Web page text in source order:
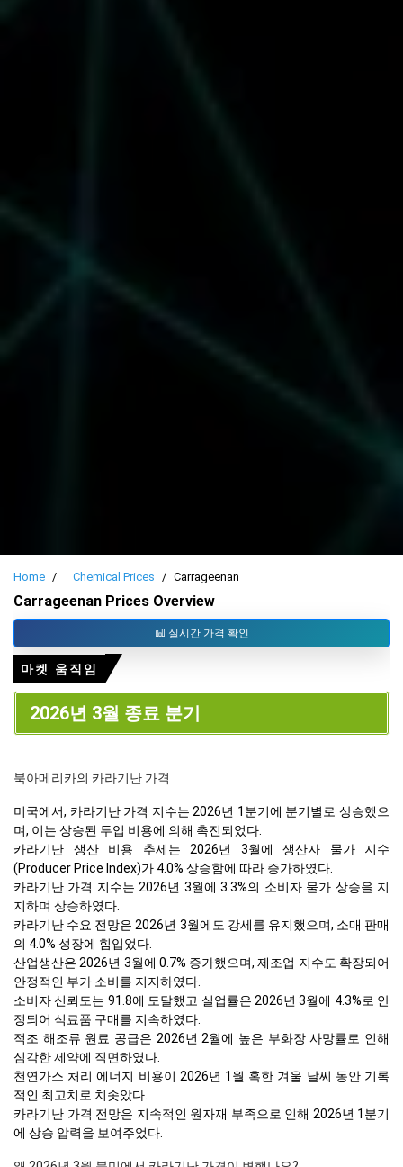
Home Chemical Prices Carrageenan
Carrageenan Prices Overview
실시간 가격 확인
마켓 움직임
2026년 3월 종료 분기
북아메리카의 카라기난 가격
미국에서, 카라기난 가격 지수는 2026년 1분기에 분기별로 상승했으
며, 이는 상승된 투입 비용에 의해 촉진되었다.
카라기난 생산 비용 추세는 2026년 3월에 생산자 물가 지수
(Producer Price Index)가 4.0% 상승함에 따라 증가하였다.
카라기난 가격 지수는 2026년 3월에 3.3%의 소비자 물가 상승을 지
지하며 상승하였다.
카라기난 수요 전망은 2026년 3월에도 강세를 유지했으며, 소매 판매
의 4.0% 성장에 힘입었다.
산업생산은 2026년 3월에 0.7% 증가했으며, 제조업 지수도 확장되어
안정적인 부가 소비를 지지하였다.
소비자 신뢰도는 91.8에 도달했고 실업률은 2026년 3월에 4.3%로 안
정되어 식료품 구매를 지속하였다.
적조 해조류 원료 공급은 2026년 2월에 높은 부화장 사망률로 인해
심각한 제약에 직면하였다.
천연가스 처리 에너지 비용이 2026년 1월 혹한 겨울 날씨 동안 기록
적인 최고치로 치솟았다.
카라기난 가격 전망은 지속적인 원자재 부족으로 인해 2026년 1분기
에 상승 압력을 보여주었다.